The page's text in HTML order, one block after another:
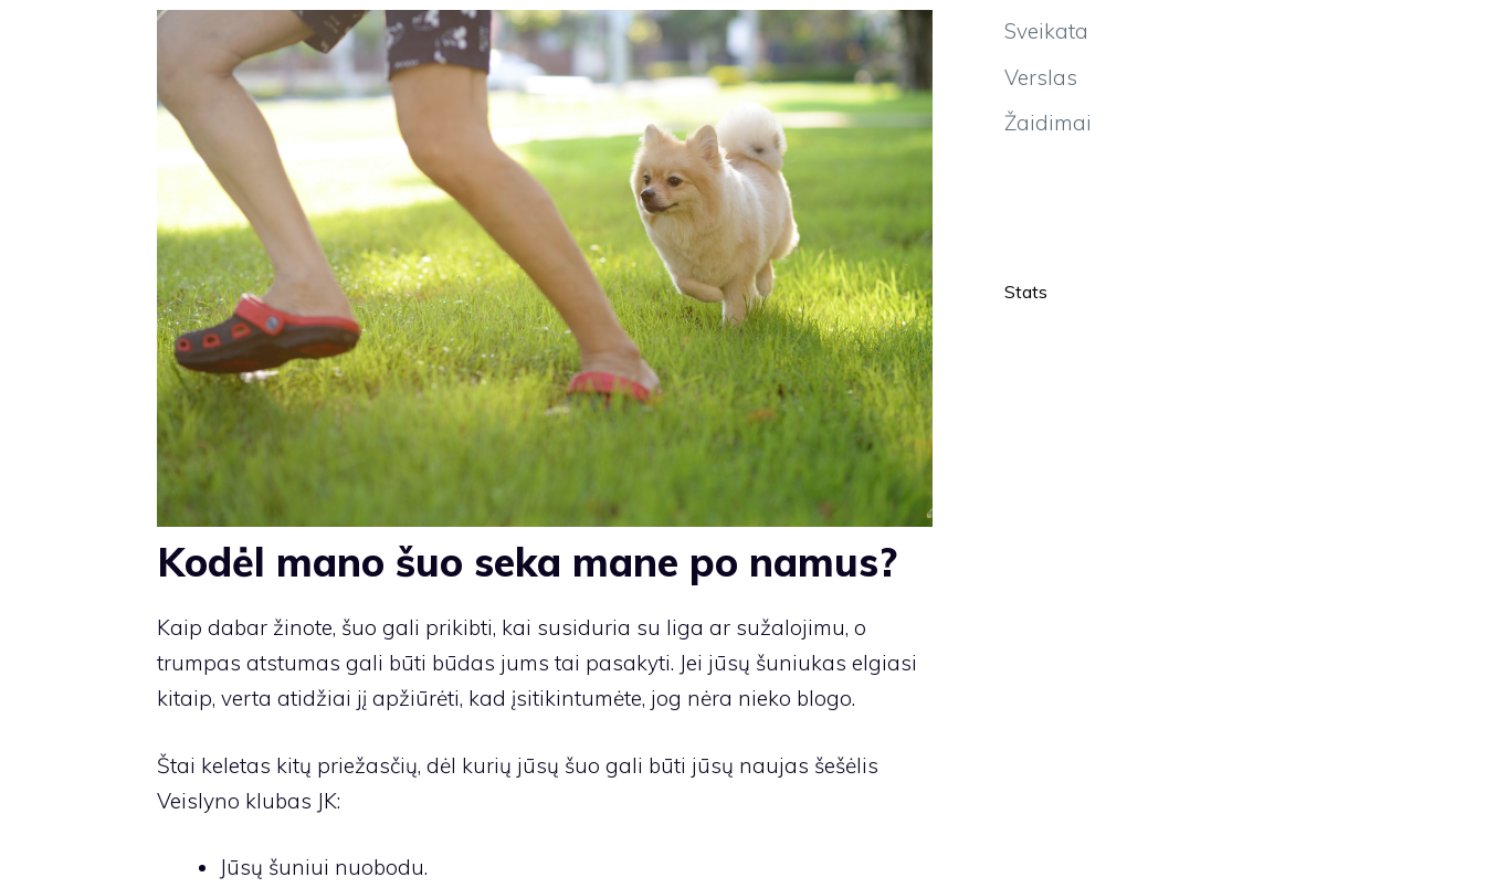
Kodėl mano šuo seka mane po namus?
Kaip dabar žinote, šuo gali prikibti, kai susiduria su liga ar sužalojimu, o
trumpas atstumas gali būti būdas jums tai pasakyti. Jei jūsų šuniukas elgiasi
kitaip, verta atidžiai jį apžiūrėti, kad įsitikintumėte, jog nėra nieko blogo.
Štai keletas kitų priežasčių, dėl kurių jūsų šuo gali būti jūsų naujas šešėlis
Veislyno klubas JK:
Jūsų šuniui nuobodu.
Sveikata
Verslas
Žaidimai
Stats